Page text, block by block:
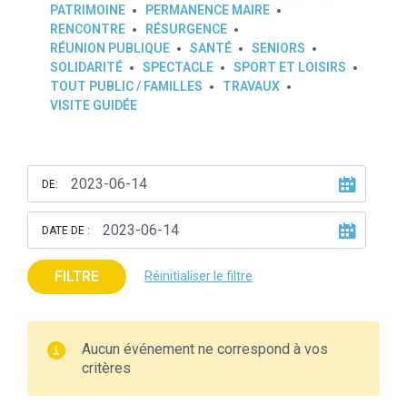
PATRIMOINE
PERMANENCE MAIRE
RENCONTRE
RÉSURGENCE
RÉUNION PUBLIQUE
SANTÉ
SENIORS
SOLIDARITÉ
SPECTACLE
SPORT ET LOISIRS
TOUT PUBLIC / FAMILLES
TRAVAUX
VISITE GUIDÉE
DE:
DATE DE :
FILTRE Réinitialiser le filtre
Aucun événement ne correspond à vos
critères